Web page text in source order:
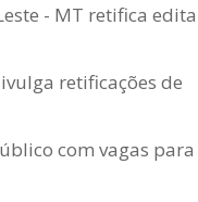
- MT retifica
retificações de
com vagas para